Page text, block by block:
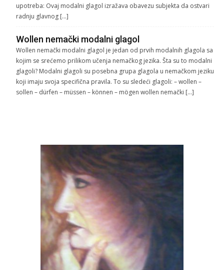
upotreba: Ovaj modalni glagol izražava obavezu subjekta da ostvari
radnju glavnog […]
Wollen nemački modalni glagol
Wollen nemački modalni glagol je jedan od prvih modalnih glagola sa
kojim se srećemo prilikom učenja nemačkog jezika. Šta su to modalni
glagoli? Modalni glagoli su posebna grupa glagola u nemačkom jeziku
koji imaju svoja specifična pravila. To su sledeći glagoli: – wollen –
sollen – dürfen – müssen – können – mögen wollen nemački […]